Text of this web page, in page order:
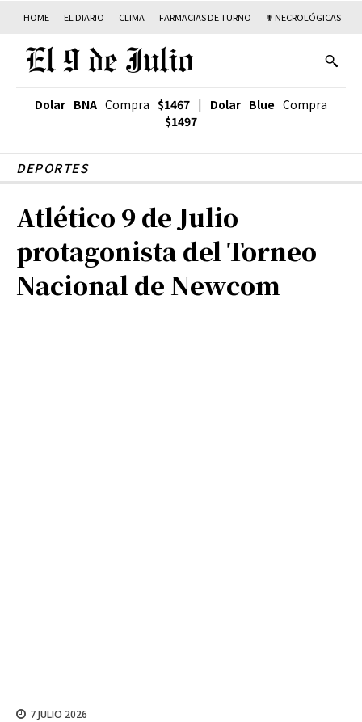
HOME EL DIARIO CLIMA FARMACIAS DE TURNO ✟ NECROLÓGICAS
Dolar BNA Compra $1467 | Dolar Blue Compra
$1497
DEPORTES
Atlético 9 de Julio
protagonista del Torneo
Nacional de Newcom
7 JULIO 2026